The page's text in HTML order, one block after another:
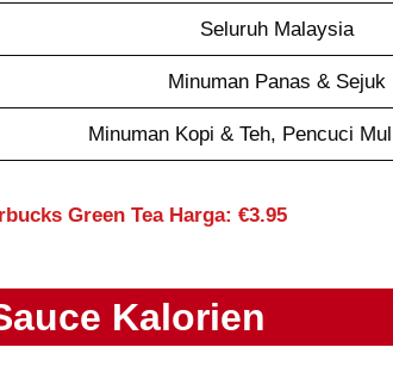
Seluruh Malaysia
Minuman Panas & Sejuk
Minuman Kopi & Teh, Pencuci
Green Tea Harga: €3.95
Kalorien